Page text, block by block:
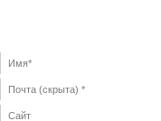
Имя*
Почта (скрыта) *
Сайт